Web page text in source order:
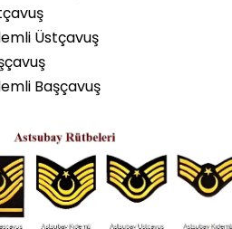
Üstçavuş
Başçavuş